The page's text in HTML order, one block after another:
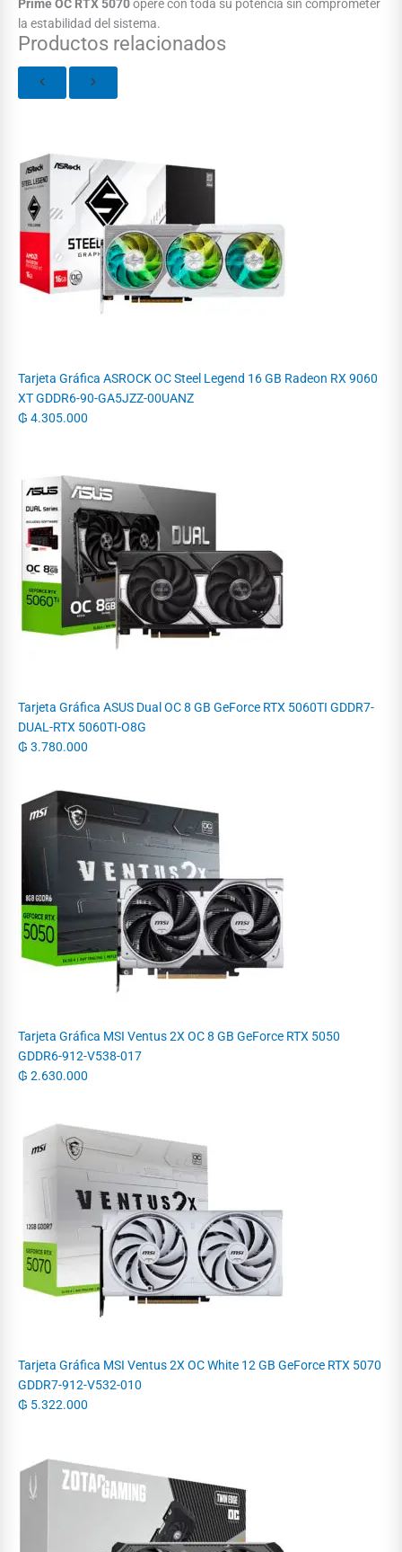
Prime OC RTX 5070opere con toda su potencia sin comprometer
la estabilidad del sistema.
Productos relacionados
Tarjeta Gráfica ASROCK OC Steel Legend 16 GB Radeon RX 9060
XT GDDR6-90-GA5JZZ-00UANZ
₲ 4.305.000
Tarjeta Gráfica ASUS Dual OC 8 GB GeForce RTX 5060TI GDDR7-
DUAL-RTX 5060TI-O8G
₲ 3.780.000
Tarjeta Gráfica MSI Ventus 2X OC 8 GB GeForce RTX 5050
GDDR6-912-V538-017
₲ 2.630.000
Tarjeta Gráfica MSI Ventus 2X OC White 12 GB GeForce RTX 5070
GDDR7-912-V532-010
₲ 5.322.000